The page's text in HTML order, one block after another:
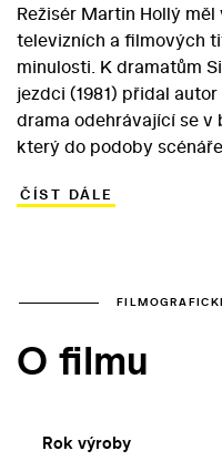
Režisér Martin Hollý měl
televizních a filmových
minulosti. K dramatům
jezdci (1981) přidal
drama odehrávající se v
který do podoby
koncentračního tábora.
vydávají na cestu plnou
přijdou sami o život…
ČÍST DÁLE
O filmu
Rok výroby